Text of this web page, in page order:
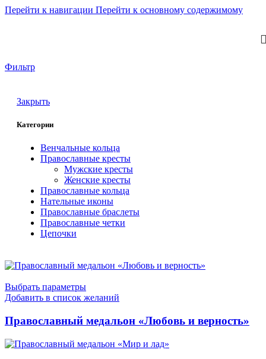
Перейти к навигации Перейти к основному содержимому
Фильтр
Закрыть
Категории
Венчальные кольца
Православные кресты
Мужские кресты
Женские кресты
Православные кольца
Нательные иконы
Православные браслеты
Православные четки
Цепочки
Выбрать параметры
Добавить в список желаний
Православный медальон «Любовь и верность»